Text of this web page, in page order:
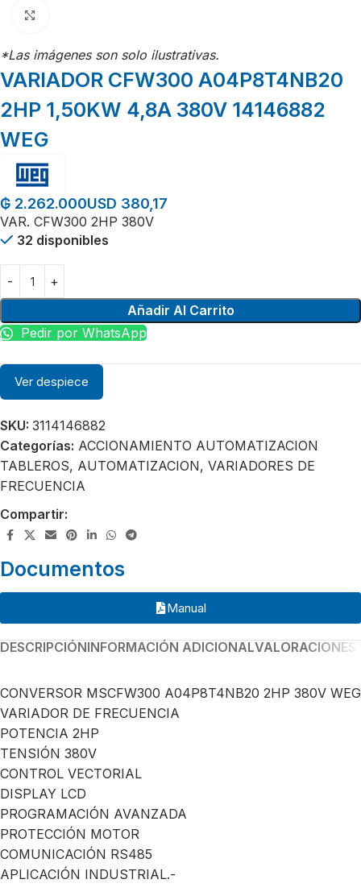
*Las imágenes son solo ilustrativas.
VARIADOR CFW300 A04P8T4NB20
2HP 1,50KW 4,8A 380V 14146882
WEG
₲ 2.262.000USD 380,17
VAR. CFW300 2HP 380V
32 disponibles
Añadir Al Carrito
Pedir por WhatsApp
Ver despiece
SKU: 3114146882
Categorías: ACCIONAMIENTO AUTOMATIZACION
TABLEROS, AUTOMATIZACION, VARIADORES DE
FRECUENCIA
Compartir:
Documentos
Manual
DESCRIPCIÓNINFORMACIÓN ADICIONAL
CONVERSOR MSCFW300 A04P8T4NB20 2HP 380V WEG
VARIADOR DE FRECUENCIA
POTENCIA 2HP
TENSIÓN 380V
CONTROL VECTORIAL
DISPLAY LCD
PROGRAMACIÓN AVANZADA
PROTECCIÓN MOTOR
COMUNICACIÓN RS485
APLICACIÓN INDUSTRIAL.-